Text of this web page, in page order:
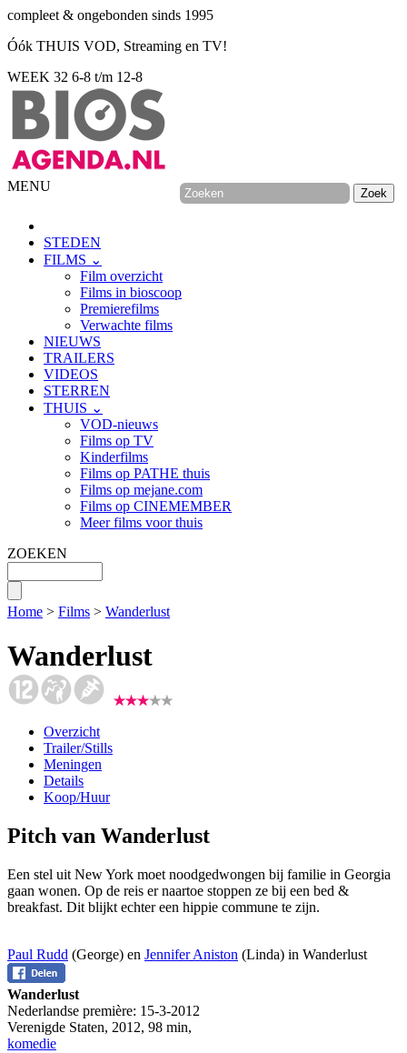
compleet & ongebonden sinds 1995
Óók THUIS VOD, Streaming en TV!
WEEK 32 6-8 t/m 12-8
MENU
STEDEN
FILMS ⌄
Film overzicht
Films in bioscoop
Premierefilms
Verwachte films
NIEUWS
TRAILERS
VIDEOS
STERREN
THUIS ⌄
VOD-nieuws
Films op TV
Kinderfilms
Films op PATHE thuis
Films op mejane.com
Films op CINEMEMBER
Meer films voor thuis
ZOEKEN
Home > Films > Wanderlust
Wanderlust
Overzicht
Trailer/Stills
Meningen
Details
Koop/Huur
Pitch van Wanderlust
Een stel uit New York moet noodgedwongen bij familie in Georgia
gaan wonen. Op de reis er naartoe stoppen ze bij een bed &
breakfast. Dit blijkt echter een hippie commune te zijn.
Paul Rudd (George) en Jennifer Aniston (Linda) in Wanderlust
Wanderlust
Nederlandse première: 15-3-2012
Verenigde Staten, 2012, 98 min,
komedie